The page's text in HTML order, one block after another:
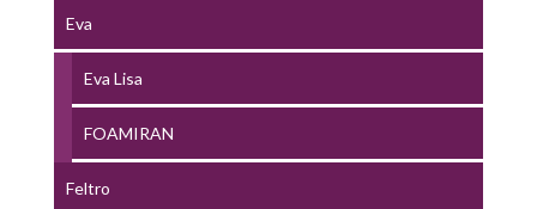
Eva
Eva Lisa
FOAMIRAN
Feltro